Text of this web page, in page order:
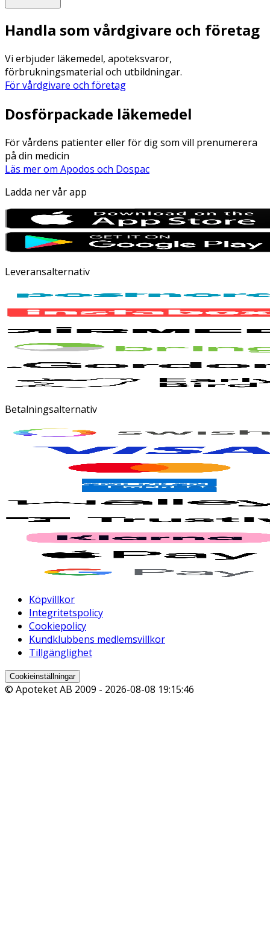
Handla som vårdgivare och företag
Vi erbjuder läkemedel, apoteksvaror,
förbrukningsmaterial och utbildningar.
För vårdgivare och företag
Dosförpackade läkemedel
För vårdens patienter eller för dig som vill prenumerera
på din medicin
Läs mer om Apodos och Dospac
Ladda ner vår app
Leveransalternativ
Betalningsalternativ
Köpvillkor
Integritetspolicy
Cookiepolicy
Kundklubbens medlemsvillkor
Tillgänglighet
Cookieinställningar
© Apoteket AB 2009 - 2026-08-08 19:15:46